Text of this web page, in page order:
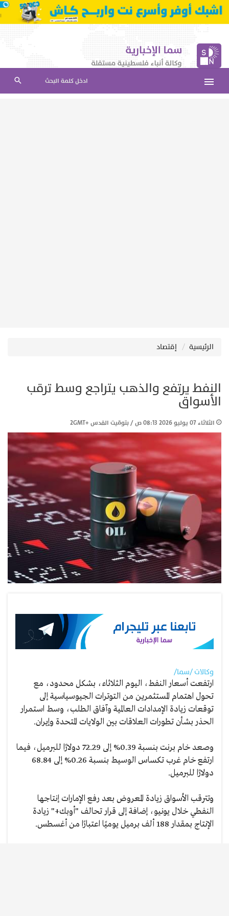
ادخل كلمة البحث
الرئيسية إقتصاد
النفط يرتفع والذهب يتراجع وسط ترقب
الأسواق
الثلاثاء 07 يوليو 2026 08:13 ص / بتوقيت القدس +2GMT
وكالات /سما/
ارتفعت أسعار النفط، اليوم الثلاثاء، بشكل محدود، مع
تحول اهتمام المستثمرين من التوترات الجيوسياسية إلى
توقعات زيادة الإمدادات العالمية وآفاق الطلب، وسط استمرار
الحذر بشأن تطورات العلاقات بين الولايات المتحدة وإيران.
وصعد خام برنت بنسبة 0.39% إلى 72.29 دولارًا للبرميل، فيما
ارتفع خام غرب تكساس الوسيط بنسبة 0.26% إلى 68.84
دولارًا للبرميل.
وتترقب الأسواق زيادة المعروض بعد رفع الإمارات إنتاجها
النفطي خلال يونيو، إضافة إلى قرار تحالف "أوبك+" زيادة
الإنتاج بمقدار 188 ألف برميل يوميًا اعتبارًا من أغسطس.